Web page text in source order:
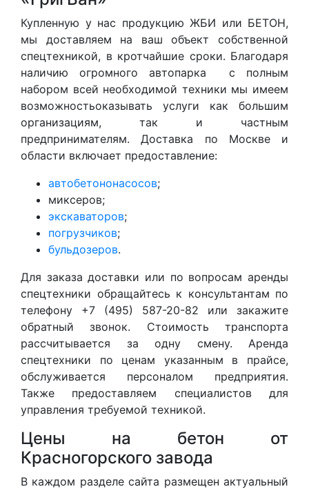
Купленную у нас продукцию ЖБИ или БЕТОН,
мы доставляем на ваш объект собственной
спецтехникой, в кротчайшие сроки. Благодаря
наличию огромного автопарка с полным
набором всей необходимой техники мы имеем
возможностьоказывать услуги как большим
организациям, так и частным
предпринимателям. Доставка по Москве и
области включает предоставление:
автобетононасосов;
миксеров;
экскаваторов;
погрузчиков;
бульдозеров.
Для заказа доставки или по вопросам аренды
спецтехники обращайтесь к консультантам по
телефону +7 (495) 587-20-82 или закажите
обратный звонок. Стоимость транспорта
рассчитывается за одну смену. Аренда
спецтехники по ценам указанным в прайсе,
обслуживается персоналом предприятия.
Также предоставляем специалистов для
управления требуемой техникой.
Цены на бетон от
Красногорского завода
В каждом разделе сайта размещен актуальный